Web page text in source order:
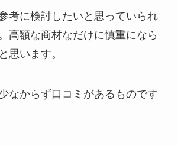
考に検討したいと思っていられ
高額な商材なだけに慎重になら
思います。
なからず口コミがあるものです